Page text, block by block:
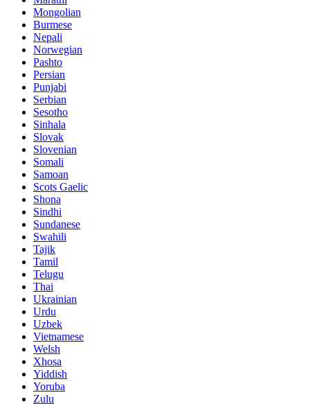
Mongolian
Burmese
Nepali
Norwegian
Pashto
Persian
Punjabi
Serbian
Sesotho
Sinhala
Slovak
Slovenian
Somali
Samoan
Scots Gaelic
Shona
Sindhi
Sundanese
Swahili
Tajik
Tamil
Telugu
Thai
Ukrainian
Urdu
Uzbek
Vietnamese
Welsh
Xhosa
Yiddish
Yoruba
Zulu